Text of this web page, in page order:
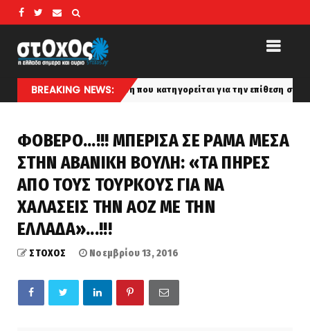
BREAKING NEWS:
η 46χρονη που κατηγορείται για την επίθεση στη Marfin latest
ΦΟΒΕΡΟ...!!! ΜΠΕΡΙΣΑ ΣΕ ΡΑΜΑ ΜΕΣΑ
ΣΤΗΝ ΑΒΑΝΙΚΗ ΒΟΥΛΗ: «ΤΑ ΠΗΡΕΣ
ΑΠΟ ΤΟΥΣ ΤΟΥΡΚΟΥΣ ΓΙΑ ΝΑ
ΧΑΛΑΣΕΙΣ ΤΗΝ ΑΟΖ ΜΕ ΤΗΝ
ΕΛΛΑΔΑ»...!!!
ΣΤΟΧΟΣ Νοεμβρίου 13, 2016